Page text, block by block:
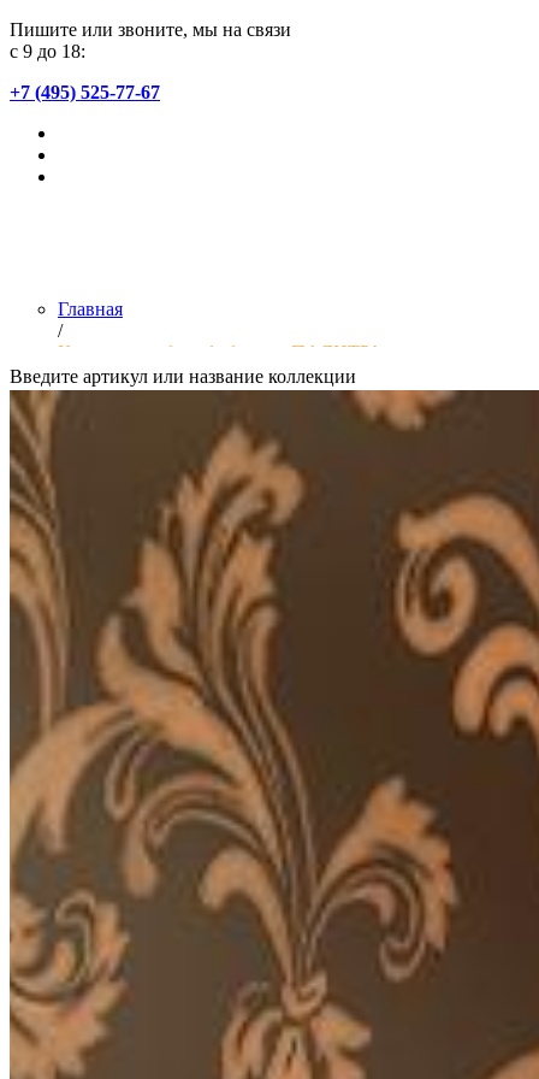
Пишите или звоните, мы на связи
с 9 до 18:
+7 (495) 525-77-67
Главная
/
Коллекции обоев фабрики «ПАЛИТРА»
Введите артикул или название коллекции